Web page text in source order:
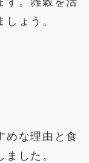
ょう。
めな理由と食
した。